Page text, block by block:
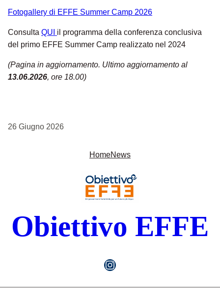
Fotogallery di EFFE Summer Camp 2026
Consulta QUI il programma della conferenza conclusiva
del primo EFFE Summer Camp realizzato nel 2024
(Pagina in aggiornamento. Ultimo aggiornamento al
13.06.2026, ore 18.00)
26 Giugno 2026
HomeNews
Obiettivo EFFE
Pagina Instagram di Obiettivo EFFE Summer Camp